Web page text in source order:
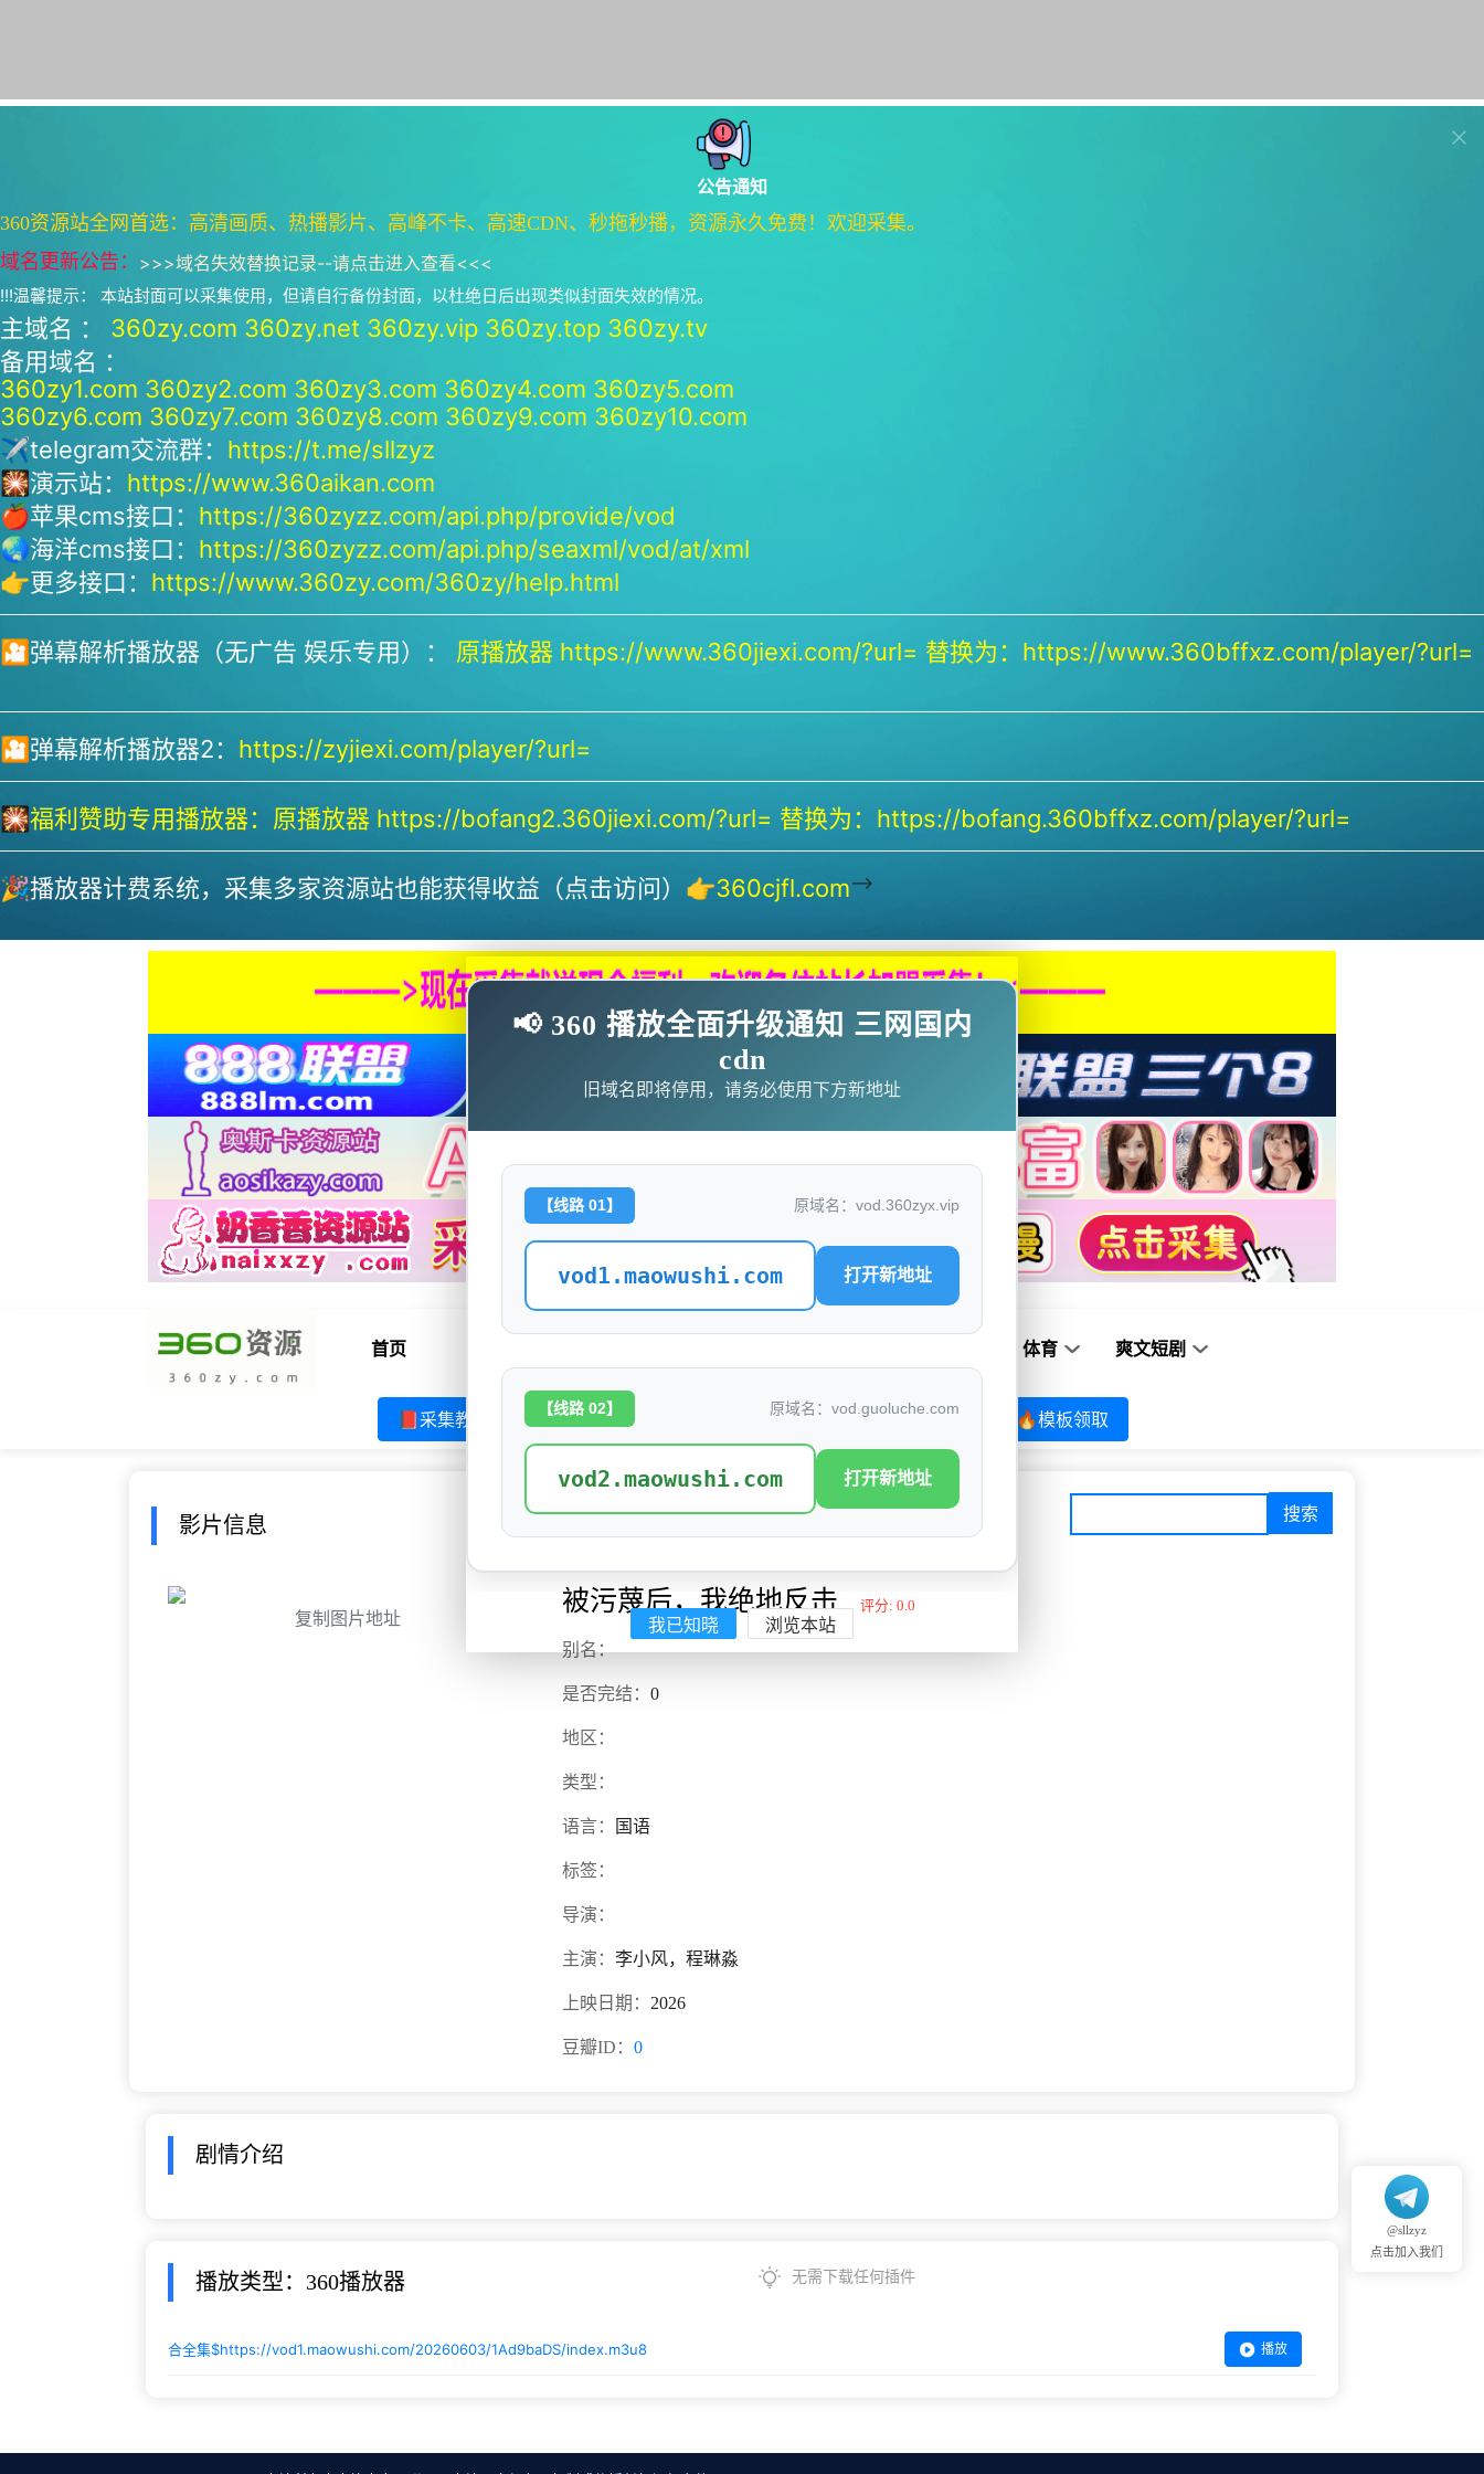
公告通知
360资源站全网首选：高清画质、热播影片、高峰不卡、高速CDN、秒拖秒播，资源永久免费！欢迎采集。
域名更新公告： >>>域名失效替换记录--请点击进入查看<<<
!!!温馨提示： 本站封面可以采集使用，但请自行备份封面，以杜绝日后出现类似封面失效的情况。
主域名 ： 360zy.com 360zy.net 360zy.vip 360zy.top 360zy.tv
备用域名 ：
360zy1.com 360zy2.com 360zy3.com 360zy4.com 360zy5.com
360zy6.com 360zy7.com 360zy8.com 360zy9.com 360zy10.com
✈telegram交流群： https://t.me/sllzyz
🎇演示站： https://www.360aikan.com
🍎苹果cms接口： https://360zyzz.com/api.php/provide/vod
🌏海洋cms接口： https://360zyzz.com/api.php/seaxml/vod/at/xml
👉更多接口： https://www.360zy.com/360zy/help.html
🎦弹幕解析播放器（无广告 娱乐专用）： 原播放器 https://www.360jiexi.com/?url= 替换为：https://www.360bffxz.com/player/?url=
🎦弹幕解析播放器2： https://zyjiexi.com/player/?url=
🎇福利赞助专用播放器： 原播放器 https://bofang2.360jiexi.com/?url= 替换为：https://bofang.360bffxz.com/player/?url=
🎉播放器计费系统，采集多家资源站也能获得收益（点击访问）👉360cjfl.com-->
首页 体育 爽文短剧
📕采集教程 🗨求片必应 🎉福利赞助 🎉演示站 🔥模板领取
影片信息
复制图片地址
被污蔑后，我绝地反击 评分: 0.0
别名：
是否完结： 0
地区：
类型：
语言： 国语
标签：
导演：
主演： 李小风，程琳淼
上映日期： 2026
豆瓣ID： 0
剧情介绍
播放类型：360播放器 无需下载任何插件
合全集$https://vod1.maowushi.com/20260603/1Ad9baDS/index.m3u8 播放
@sllzyz
点击加入我们
📢 360 播放全面升级通知 三网国内
cdn
旧域名即将停用，请务必使用下方新地址
【线路 01】 原域名：vod.360zyx.vip
vod1.maowushi.com 打开新地址
【线路 02】 原域名：vod.guoluche.com
vod2.maowushi.com 打开新地址
我已知晓 浏览本站